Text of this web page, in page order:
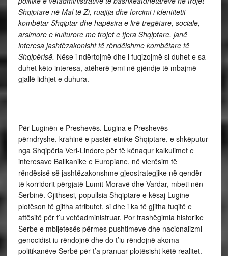
Shqiptare në Mal të Zi, ruajtja dhe forcimi i identitetit
kombëtar Shqiptar dhe hapësira e lirë tregëtare, sociale,
arsimore e kulturore me trojet e tjera Shqiptare, janë
interesa jashtëzakonisht të rëndëishme kombëtare të
Shqipërisë. Nëse i ndërtojmë dhe i fuqizojmë si duhet e sa
duhet këto interesa, atëherë jemi në gjëndje të mbajmë
gjallë lidhjet e duhura.
Për Luginën e Preshevës. Lugina e Preshevës –
përndryshe, krahinë e pastër etnike Shqiptare, e shkëputur
nga Shqipëria Veri-Lindore për të kënaqur kalkulimet e
interesave Ballkanike e Europiane, në vlerësim të
rëndësisë së jashtëzakonshme gjeostrategjike në qendër
të korridorit përgjatë Lumit Moravë dhe Vardar, mbeti nën
Serbinë. Gjithsesi, popullsia Shqiptare e kësaj Lugine
plotëson të gjitha atributet, si dhe i ka të gjitha fuqitë e
aftësitë për t’u vetëadministruar. Por trashëgimia historike
Serbe e mbijetesës përmes pushtimeve dhe nacionalizmi
genocidist iu rëndojnë dhe do t’iu rëndojnë akoma
politikanëve Serbë për t’a pranuar plotësisht këtë realitet.